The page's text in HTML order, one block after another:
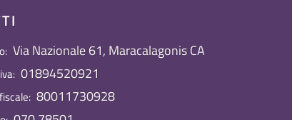
Via Nazionale 61, Maracalagonis CA
01894520921
80011730928